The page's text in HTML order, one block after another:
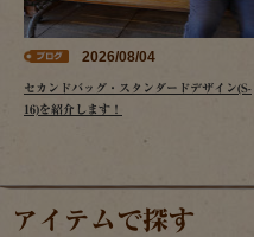
2026/08/04
セカンドバッグ・スタンダードデザイン(S-
16)を紹介します！
アイテムで探す